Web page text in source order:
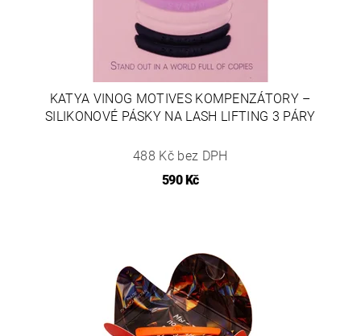
KATYA VINOG MOTIVES KOMPENZÁTORY –
SILIKONOVÉ PÁSKY NA LASH LIFTING 3 PÁRY
488 Kč bez DPH
590 Kč